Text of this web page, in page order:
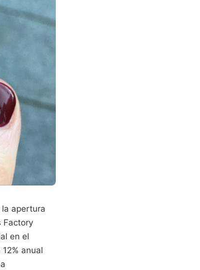
apertura
Factory
en el
anual